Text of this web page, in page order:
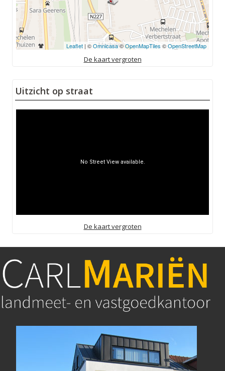
Leaflet| ©Omnicasa©OpenMapTiles ©OpenStreetMap
De kaart vergroten
Uitzicht op straat
De kaart vergroten